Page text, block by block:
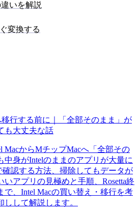
いを解説
変換する
行する前に｜「全部そのまま」が
も大丈夫な話
MacからMチップMacへ「全部その
中身がIntelのままのアプリが大量に
認する方法、掃除してもデータが
アプリの見極めと手順、Rosetta終
で、Intel Macの買い替え・移行を考
して解説します。